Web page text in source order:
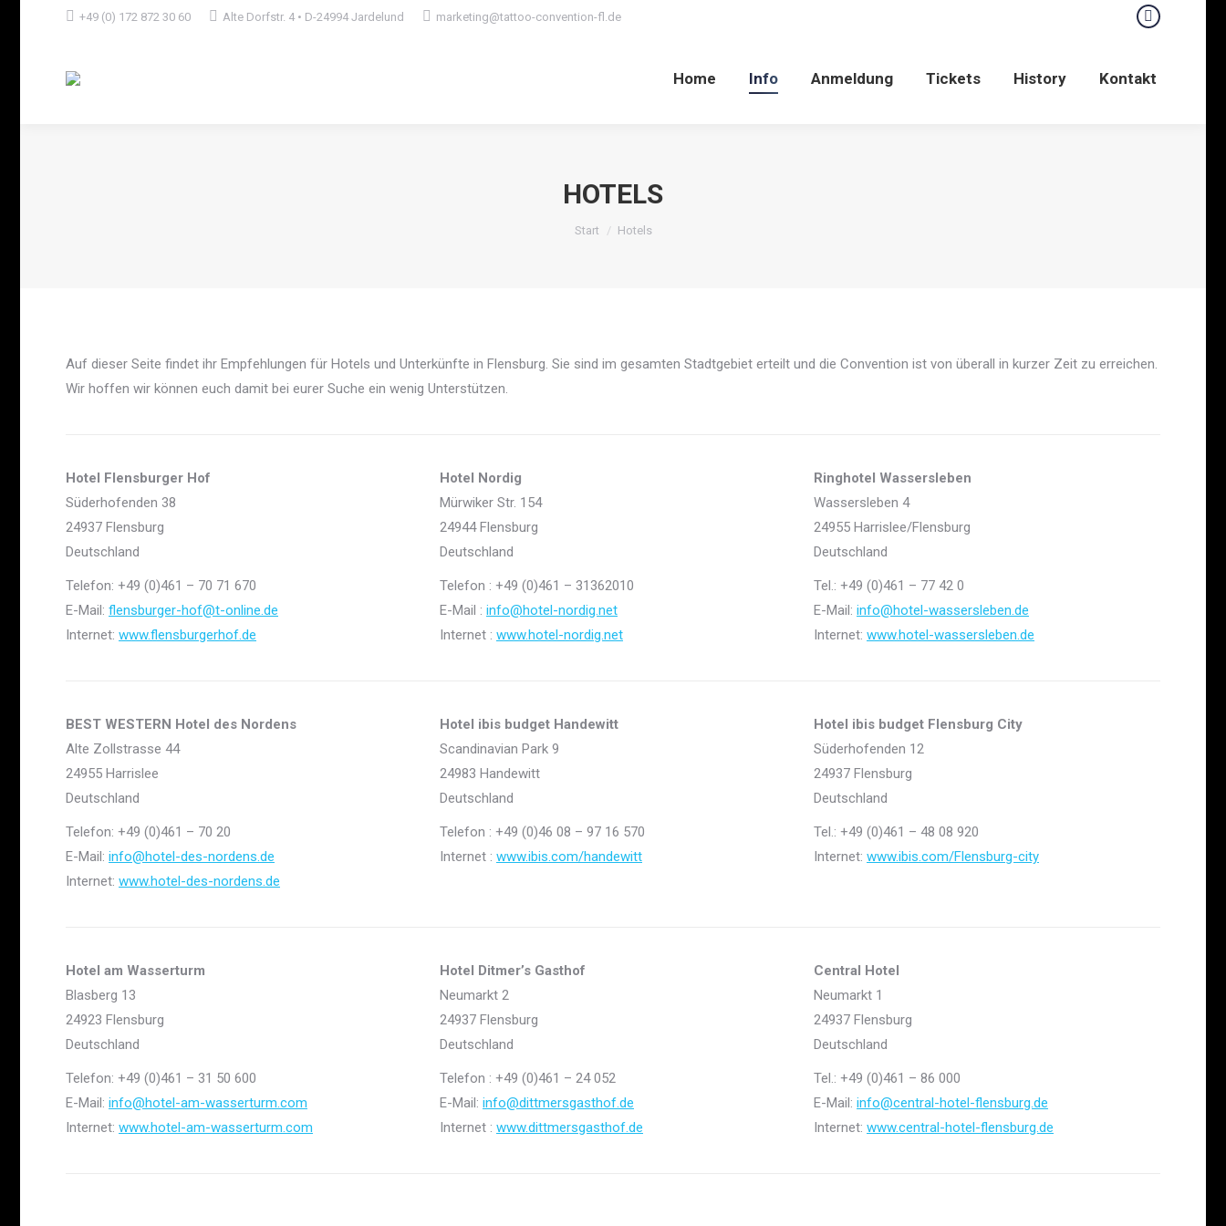
+49 (0) 172 872 30 60 Alte Dorfstr. 4 • D-24994 Jardelund marketing@tattoo-convention-fl.de
Facebook
Home Info Anmeldung Tickets History Kontakt
HOTELS
Sie befinden sich hier:
Start Hotels
Auf dieser Seite findet ihr Empfehlungen für Hotels und Unterkünfte in Flensburg. Sie sind im gesamten Stadtgebiet erteilt und die Convention ist von überall in kurzer Zeit zu erreichen.
Wir hoffen wir können euch damit bei eurer Suche ein wenig Unterstützen.
Hotel Flensburger Hof
Süderhofenden 38
24937 Flensburg
Deutschland
Telefon: +49 (0)461 – 70 71 670
E-Mail: flensburger-hof@t-online.de
Internet: www.flensburgerhof.de
Hotel Nordig
Mürwiker Str. 154
24944 Flensburg
Deutschland
Telefon : +49 (0)461 – 31362010
E-Mail : info@hotel-nordig.net
Internet : www.hotel-nordig.net
Ringhotel Wassersleben
Wassersleben 4
24955 Harrislee/Flensburg
Deutschland
Tel.: +49 (0)461 – 77 42 0
E-Mail: info@hotel-wassersleben.de
Internet: www.hotel-wassersleben.de
BEST WESTERN Hotel des Nordens
Alte Zollstrasse 44
24955 Harrislee
Deutschland
Telefon: +49 (0)461 – 70 20
E-Mail: info@hotel-des-nordens.de
Internet: www.hotel-des-nordens.de
Hotel ibis budget Handewitt
Scandinavian Park 9
24983 Handewitt
Deutschland
Telefon : +49 (0)46 08 – 97 16 570
Internet : www.ibis.com/handewitt
Hotel ibis budget Flensburg City
Süderhofenden 12
24937 Flensburg
Deutschland
Tel.: +49 (0)461 – 48 08 920
Internet: www.ibis.com/Flensburg-city
Hotel am Wasserturm
Blasberg 13
24923 Flensburg
Deutschland
Telefon: +49 (0)461 – 31 50 600
E-Mail: info@hotel-am-wasserturm.com
Internet: www.hotel-am-wasserturm.com
Hotel Ditmer’s Gasthof
Neumarkt 2
24937 Flensburg
Deutschland
Telefon : +49 (0)461 – 24 052
E-Mail: info@dittmersgasthof.de
Internet : www.dittmersgasthof.de
Central Hotel
Neumarkt 1
24937 Flensburg
Deutschland
Tel.: +49 (0)461 – 86 000
E-Mail: info@central-hotel-flensburg.de
Internet: www.central-hotel-flensburg.de
Kontakt